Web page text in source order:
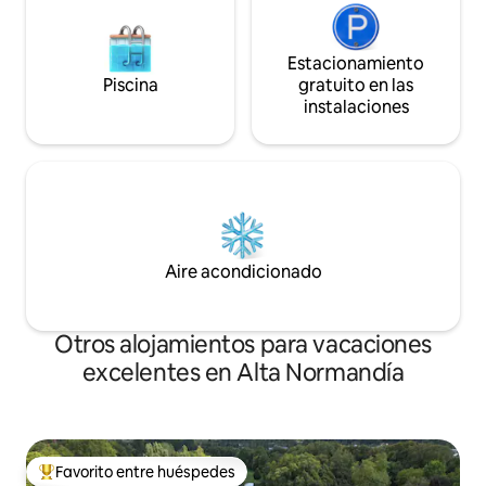
Piscina
Estacionamiento
gratuito en las
instalaciones
Aire acondicionado
Otros alojamientos para vacaciones
excelentes en Alta Normandía
Favorito entre huéspedes preferido
Favorito entre huéspedes